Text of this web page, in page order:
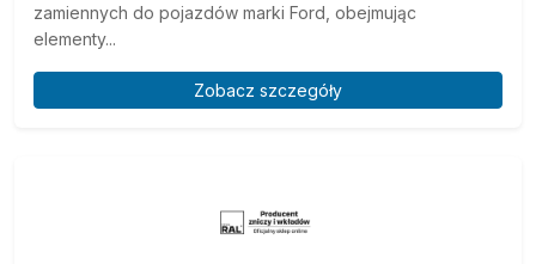
zamiennych do pojazdów marki Ford, obejmując
elementy...
Zobacz szczegóły